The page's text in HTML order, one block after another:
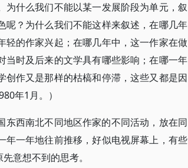
什么我们不能以某一发展阶段为单元，叙
？为什么我们不能这样来叙述，在哪几年
的作家兴起；在哪几年中，这一作家在做
时及后来的文学具有哪些影响；在哪一年
作又是那样的枯槁和停滞，这些又都是因
年1月。）
西南北不同地区作家的不同活动，放在同
一年地往前推移，好似电视屏幕上，有些
意想不到的思考。